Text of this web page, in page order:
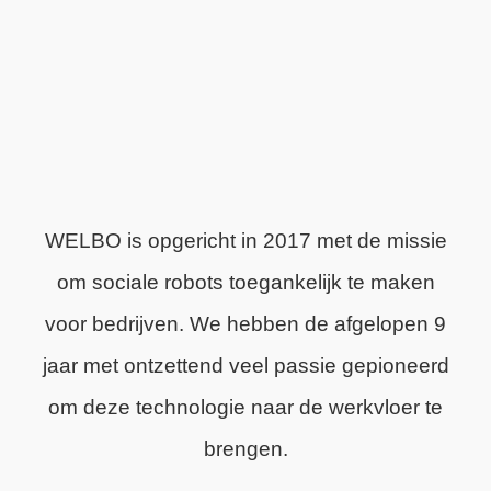
WELBO is opgericht in 2017 met de missie
om sociale robots toegankelijk te maken
voor bedrijven. We hebben de afgelopen 9
jaar met ontzettend veel passie gepioneerd
om deze technologie naar de werkvloer te
brengen.